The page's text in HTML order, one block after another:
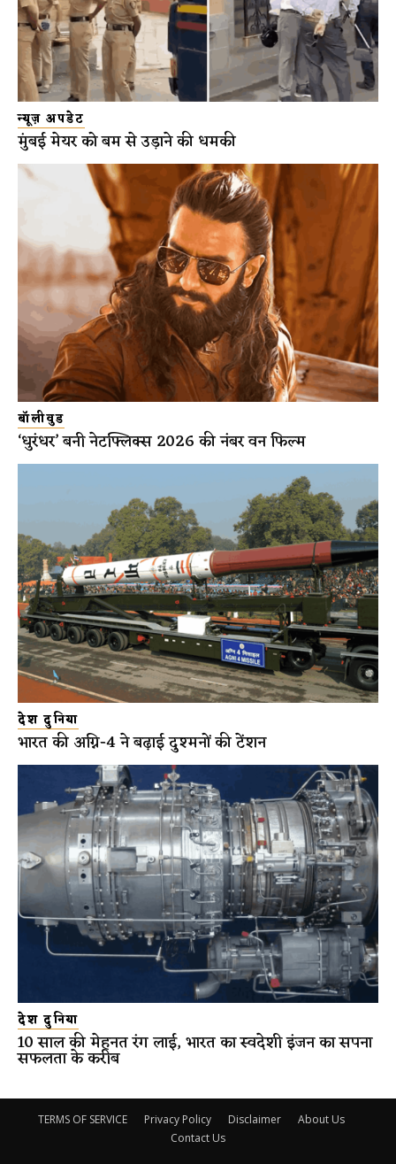
न्यूज़ अपडेट
मुंबई मेयर को बम से उड़ाने की धमकी
बॉलीवुड
‘धुरंधर’ बनी नेटफ्लिक्स 2026 की नंबर वन फिल्म
देश दुनिया
भारत की अग्नि-4 ने बढ़ाई दुश्मनों की टेंशन
देश दुनिया
10 साल की मेहनत रंग लाई, भारत का स्वदेशी इंजन का सपना
सफलता के करीब
TERMS OF SERVICE Privacy Policy Disclaimer
About Us
Contact Us